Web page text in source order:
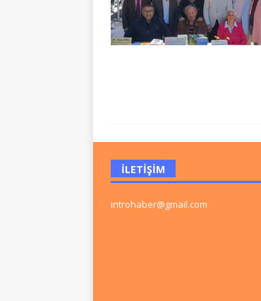
İLETIŞIM
introhaber@gmail.com